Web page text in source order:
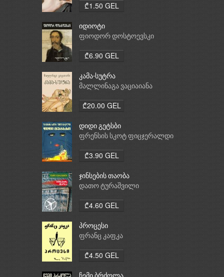
₾1.50 GEL
იდიოტი
ფიოდორ დოსტოევსკი
₾6.90 GEL
კამა-სუტრა
მალლინაგა ვაციაიანა
₾20.00 GEL
დიდი გეტსბი
ფრენსის სკოტ ფიცჯერალდი
₾3.90 GEL
ჯინსების თაობა
დათო ტურაშვილი
₾4.60 GEL
პროცესი
ფრანც კაფკა
₾4.50 GEL